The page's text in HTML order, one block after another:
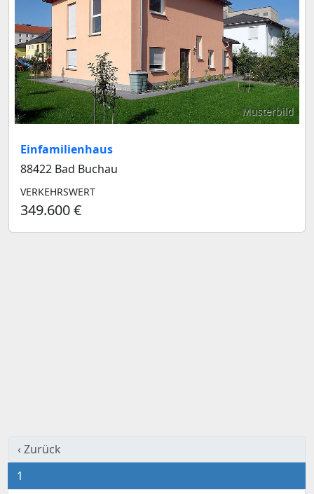
Musterbild
Einfamilienhaus
88422 Bad Buchau
VERKEHRSWERT
349.600 €
‹ Zurück
1